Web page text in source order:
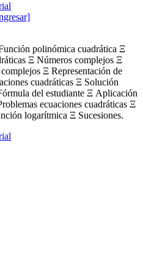
polinómica cuadrática Ξ
Ξ Números complejos Ξ
Ξ Representación de
cuadráticas Ξ Solución
del estudiante Ξ Aplicación
ecuaciones cuadráticas Ξ
logarítmica Ξ Sucesiones.